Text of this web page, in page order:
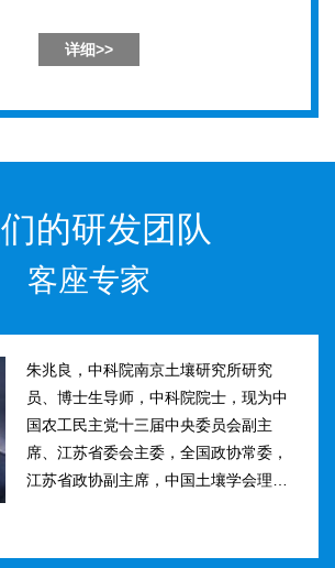
详细>>
的研发团队
客座专家
朱兆良，中科院南京土壤研究所研究
员、博士生导师，中科院院士，现为中
国农工民主党十三届中央委员会副主
席、江苏省委会主委，全国政协常委，
江苏省政协副主席，中国土壤学会理事
国家、中科院、江苏省科技进步奖和自